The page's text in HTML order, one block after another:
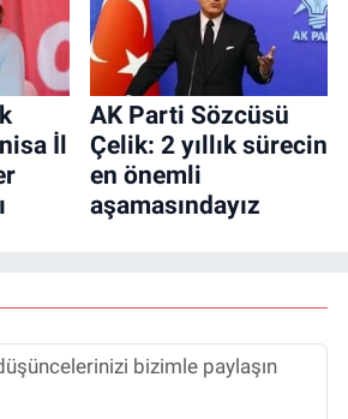
İl
AK Parti Sözcüsü
Çelik: 2 yıllık sürecin
en önemli
aşamasındayız